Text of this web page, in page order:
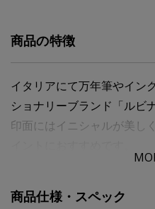
商品の特徴
イタリアにて万年筆やイン
ショナリーブランド「ルビ
印面にはイニシャルが美し
商品仕様・スペック